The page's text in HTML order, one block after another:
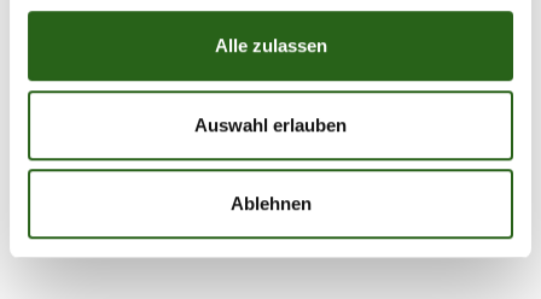
Alle zulassen
Auswahl erlauben
Ablehnen